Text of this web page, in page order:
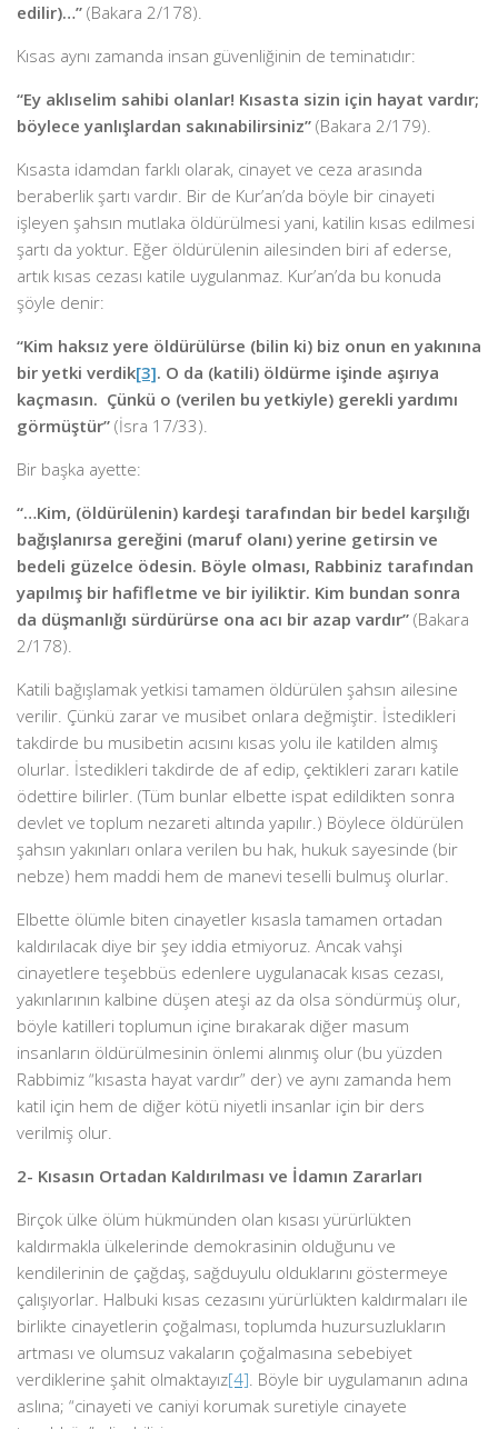
edilir)…” (Bakara 2/178).
Kısas aynı zamanda insan güvenliğinin de teminatıdır:
“Ey aklıselim sahibi olanlar! Kısasta sizin için hayat vardır;
böylece yanlışlardan sakınabilirsiniz” (Bakara 2/179).
Kısasta idamdan farklı olarak, cinayet ve ceza arasında
beraberlik şartı vardır. Bir de Kur’an’da böyle bir cinayeti
işleyen şahsın mutlaka öldürülmesi yani, katilin kısas edilmesi
şartı da yoktur. Eğer öldürülenin ailesinden biri af ederse,
artık kısas cezası katile uygulanmaz. Kur’an’da bu konuda
şöyle denir:
“Kim haksız yere öldürülürse (bilin ki) biz onun en yakınına
bir yetki verdik[3]. O da (katili) öldürme işinde aşırıya
kaçmasın. Çünkü o (verilen bu yetkiyle) gerekli yardımı
görmüştür” (İsra 17/33).
Bir başka ayette:
“…Kim, (öldürülenin) kardeşi tarafından bir bedel karşılığı
bağışlanırsa gereğini (maruf olanı) yerine getirsin ve
bedeli güzelce ödesin. Böyle olması, Rabbiniz tarafından
yapılmış bir hafifletme ve bir iyiliktir. Kim bundan sonra
da düşmanlığı sürdürürse ona acı bir azap vardır” (Bakara
2/178).
Katili bağışlamak yetkisi tamamen öldürülen şahsın ailesine
verilir. Çünkü zarar ve musibet onlara değmiştir. İstedikleri
takdirde bu musibetin acısını kısas yolu ile katilden almış
olurlar. İstedikleri takdirde de af edip, çektikleri zararı katile
ödettire bilirler. (Tüm bunlar elbette ispat edildikten sonra
devlet ve toplum nezareti altında yapılır.) Böylece öldürülen
şahsın yakınları onlara verilen bu hak, hukuk sayesinde (bir
nebze) hem maddi hem de manevi teselli bulmuş olurlar.
Elbette ölümle biten cinayetler kısasla tamamen ortadan
kaldırılacak diye bir şey iddia etmiyoruz. Ancak vahşi
cinayetlere teşebbüs edenlere uygulanacak kısas cezası,
yakınlarının kalbine düşen ateşi az da olsa söndürmüş olur,
böyle katilleri toplumun içine bırakarak diğer masum
insanların öldürülmesinin önlemi alınmış olur (bu yüzden
Rabbimiz “kısasta hayat vardır” der) ve aynı zamanda hem
katil için hem de diğer kötü niyetli insanlar için bir ders
verilmiş olur.
2- Kısasın Ortadan Kaldırılması ve İdamın Zararları
Birçok ülke ölüm hükmünden olan kısası yürürlükten
kaldırmakla ülkelerinde demokrasinin olduğunu ve
kendilerinin de çağdaş, sağduyulu olduklarını göstermeye
çalışıyorlar. Halbuki kısas cezasını yürürlükten kaldırmaları ile
birlikte cinayetlerin çoğalması, toplumda huzursuzlukların
artması ve olumsuz vakaların çoğalmasına sebebiyet
verdiklerine şahit olmaktayız[4]. Böyle bir uygulamanın adına
aslına; “cinayeti ve caniyi korumak suretiyle cinayete